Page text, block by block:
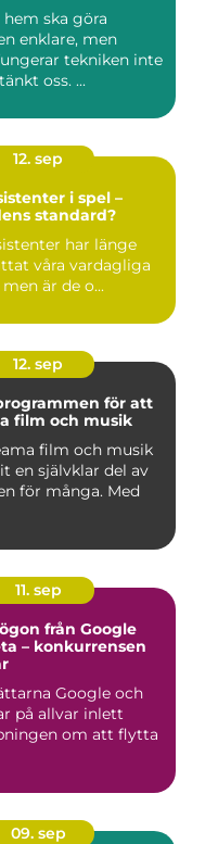
ska göra
enklare, men
tekniken inte
oss. ...
12. sep
i spel –
standard?
har länge
våra vardagliga
är de o...
12. sep
för att
film och musik
film och musik
en självklar del av
för många. Med
11. sep
från Google
– konkurrensen
Google och
på allvar inlett
om att flytta
09. sep